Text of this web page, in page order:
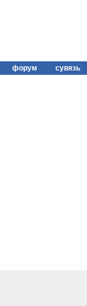
форум сувязь